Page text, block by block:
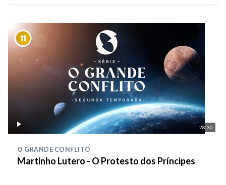
28:30
O GRANDE CONFLITO
Martinho Lutero - O Protesto dos Príncipes